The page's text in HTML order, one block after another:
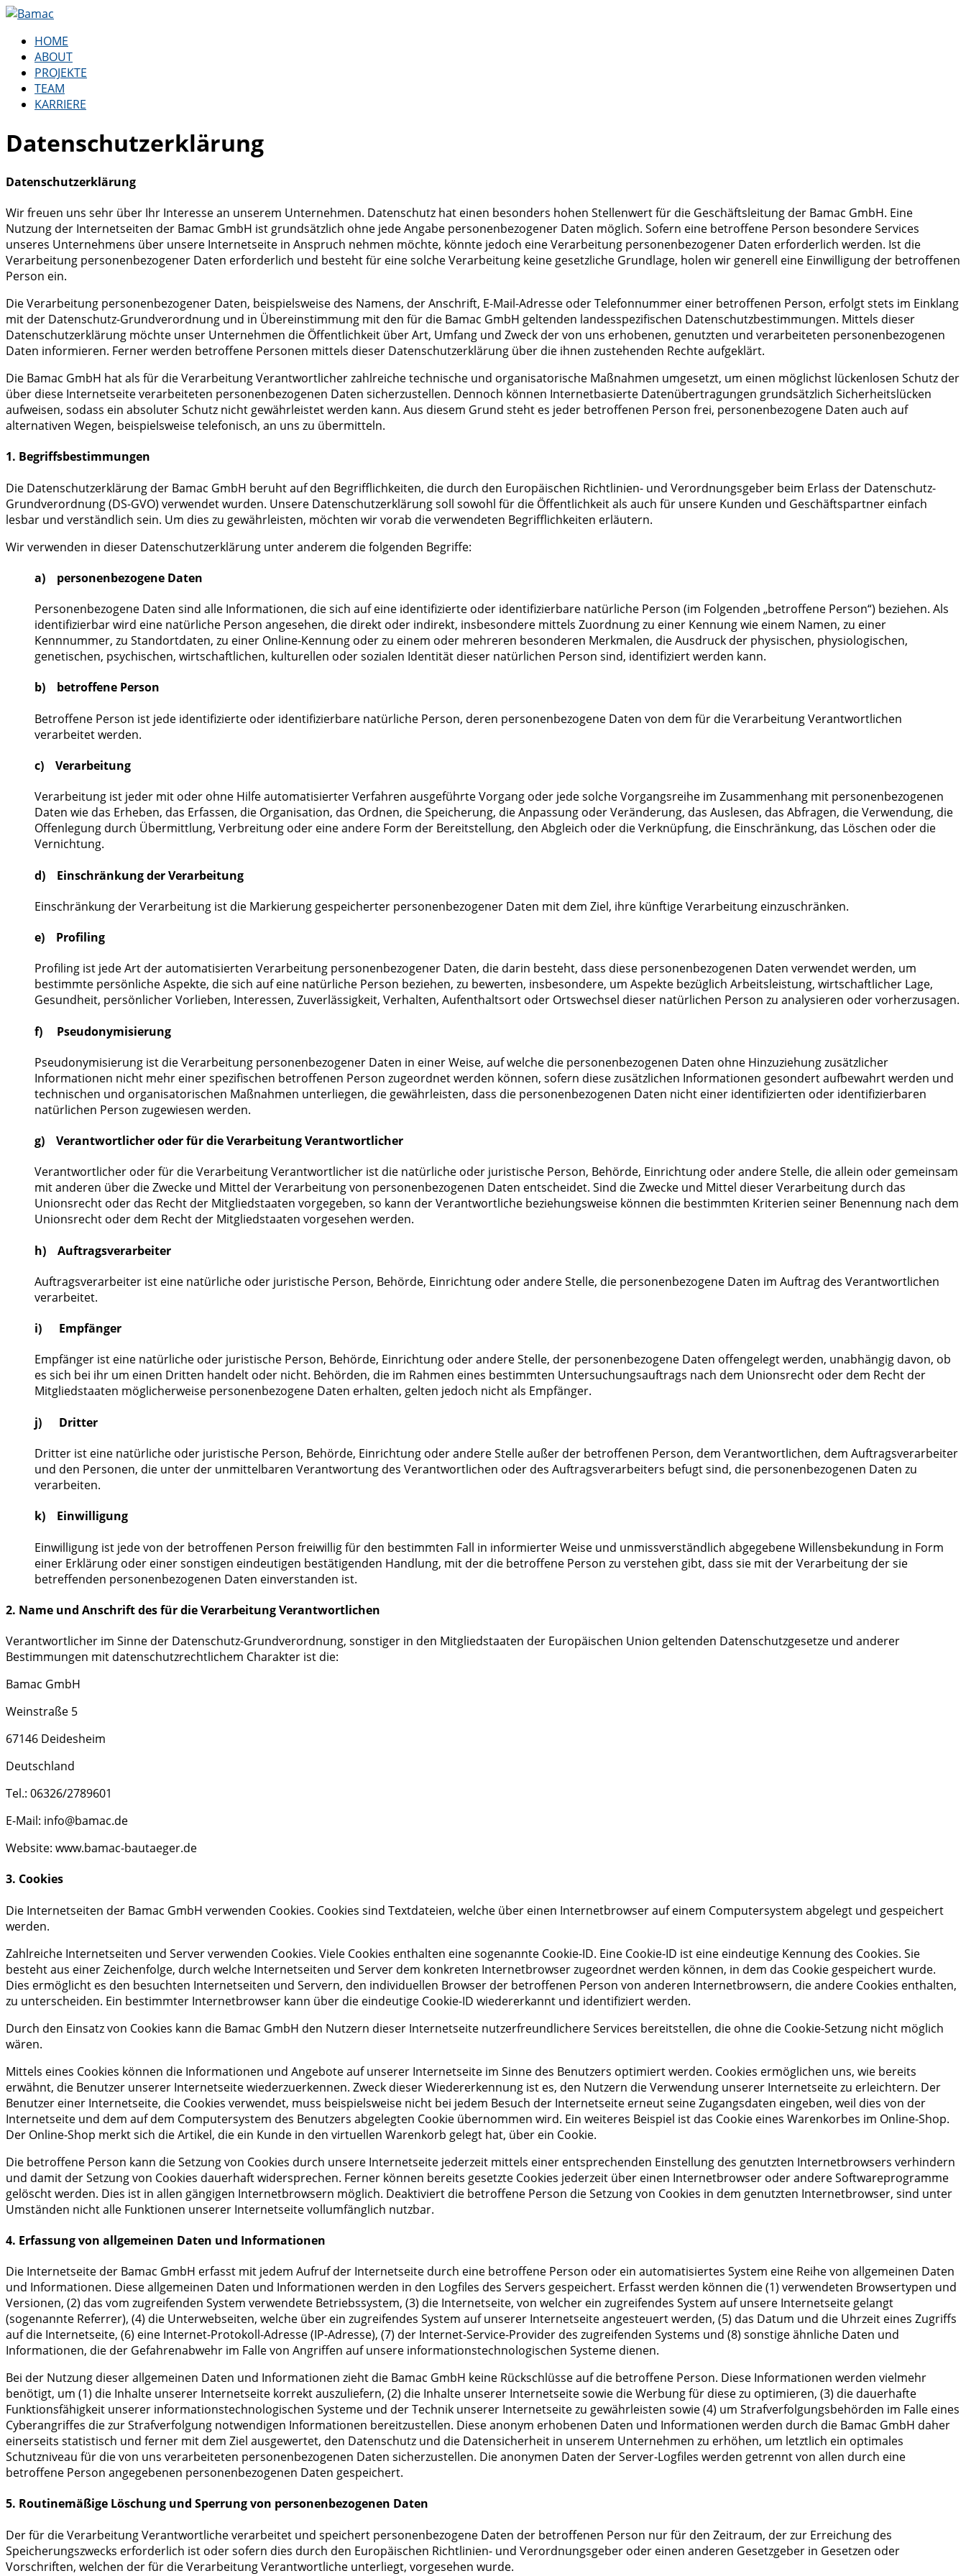
HOME
ABOUT
PROJEKTE
TEAM
KARRIERE
Datenschutzerklärung
Datenschutzerklärung
Wir freuen uns sehr über Ihr Interesse an unserem Unternehmen. Datenschutz hat einen besonders hohen Stellenwert für die Geschäftsleitung der Bamac GmbH. Eine
Nutzung der Internetseiten der Bamac GmbH ist grundsätzlich ohne jede Angabe personenbezogener Daten möglich. Sofern eine betroffene Person besondere Services
unseres Unternehmens über unsere Internetseite in Anspruch nehmen möchte, könnte jedoch eine Verarbeitung personenbezogener Daten erforderlich werden. Ist die
Verarbeitung personenbezogener Daten erforderlich und besteht für eine solche Verarbeitung keine gesetzliche Grundlage, holen wir generell eine Einwilligung der betroffenen
Person ein.
Die Verarbeitung personenbezogener Daten, beispielsweise des Namens, der Anschrift, E-Mail-Adresse oder Telefonnummer einer betroffenen Person, erfolgt stets im Einklang
mit der Datenschutz-Grundverordnung und in Übereinstimmung mit den für die Bamac GmbH geltenden landesspezifischen Datenschutzbestimmungen. Mittels dieser
Datenschutzerklärung möchte unser Unternehmen die Öffentlichkeit über Art, Umfang und Zweck der von uns erhobenen, genutzten und verarbeiteten personenbezogenen
Daten informieren. Ferner werden betroffene Personen mittels dieser Datenschutzerklärung über die ihnen zustehenden Rechte aufgeklärt.
Die Bamac GmbH hat als für die Verarbeitung Verantwortlicher zahlreiche technische und organisatorische Maßnahmen umgesetzt, um einen möglichst lückenlosen Schutz der
über diese Internetseite verarbeiteten personenbezogenen Daten sicherzustellen. Dennoch können Internetbasierte Datenübertragungen grundsätzlich Sicherheitslücken
aufweisen, sodass ein absoluter Schutz nicht gewährleistet werden kann. Aus diesem Grund steht es jeder betroffenen Person frei, personenbezogene Daten auch auf
alternativen Wegen, beispielsweise telefonisch, an uns zu übermitteln.
1. Begriffsbestimmungen
Die Datenschutzerklärung der Bamac GmbH beruht auf den Begrifflichkeiten, die durch den Europäischen Richtlinien- und Verordnungsgeber beim Erlass der Datenschutz-
Grundverordnung (DS-GVO) verwendet wurden. Unsere Datenschutzerklärung soll sowohl für die Öffentlichkeit als auch für unsere Kunden und Geschäftspartner einfach
lesbar und verständlich sein. Um dies zu gewährleisten, möchten wir vorab die verwendeten Begrifflichkeiten erläutern.
Wir verwenden in dieser Datenschutzerklärung unter anderem die folgenden Begriffe:
a) personenbezogene Daten
Personenbezogene Daten sind alle Informationen, die sich auf eine identifizierte oder identifizierbare natürliche Person (im Folgenden „betroffene Person“) beziehen. Als
identifizierbar wird eine natürliche Person angesehen, die direkt oder indirekt, insbesondere mittels Zuordnung zu einer Kennung wie einem Namen, zu einer
Kennnummer, zu Standortdaten, zu einer Online-Kennung oder zu einem oder mehreren besonderen Merkmalen, die Ausdruck der physischen, physiologischen,
genetischen, psychischen, wirtschaftlichen, kulturellen oder sozialen Identität dieser natürlichen Person sind, identifiziert werden kann.
b) betroffene Person
Betroffene Person ist jede identifizierte oder identifizierbare natürliche Person, deren personenbezogene Daten von dem für die Verarbeitung Verantwortlichen
verarbeitet werden.
c) Verarbeitung
Verarbeitung ist jeder mit oder ohne Hilfe automatisierter Verfahren ausgeführte Vorgang oder jede solche Vorgangsreihe im Zusammenhang mit personenbezogenen
Daten wie das Erheben, das Erfassen, die Organisation, das Ordnen, die Speicherung, die Anpassung oder Veränderung, das Auslesen, das Abfragen, die Verwendung, die
Offenlegung durch Übermittlung, Verbreitung oder eine andere Form der Bereitstellung, den Abgleich oder die Verknüpfung, die Einschränkung, das Löschen oder die
Vernichtung.
d) Einschränkung der Verarbeitung
Einschränkung der Verarbeitung ist die Markierung gespeicherter personenbezogener Daten mit dem Ziel, ihre künftige Verarbeitung einzuschränken.
e) Profiling
Profiling ist jede Art der automatisierten Verarbeitung personenbezogener Daten, die darin besteht, dass diese personenbezogenen Daten verwendet werden, um
bestimmte persönliche Aspekte, die sich auf eine natürliche Person beziehen, zu bewerten, insbesondere, um Aspekte bezüglich Arbeitsleistung, wirtschaftlicher Lage,
Gesundheit, persönlicher Vorlieben, Interessen, Zuverlässigkeit, Verhalten, Aufenthaltsort oder Ortswechsel dieser natürlichen Person zu analysieren oder vorherzusagen.
f) Pseudonymisierung
Pseudonymisierung ist die Verarbeitung personenbezogener Daten in einer Weise, auf welche die personenbezogenen Daten ohne Hinzuziehung zusätzlicher
Informationen nicht mehr einer spezifischen betroffenen Person zugeordnet werden können, sofern diese zusätzlichen Informationen gesondert aufbewahrt werden und
technischen und organisatorischen Maßnahmen unterliegen, die gewährleisten, dass die personenbezogenen Daten nicht einer identifizierten oder identifizierbaren
natürlichen Person zugewiesen werden.
g) Verantwortlicher oder für die Verarbeitung Verantwortlicher
Verantwortlicher oder für die Verarbeitung Verantwortlicher ist die natürliche oder juristische Person, Behörde, Einrichtung oder andere Stelle, die allein oder gemeinsam
mit anderen über die Zwecke und Mittel der Verarbeitung von personenbezogenen Daten entscheidet. Sind die Zwecke und Mittel dieser Verarbeitung durch das
Unionsrecht oder das Recht der Mitgliedstaaten vorgegeben, so kann der Verantwortliche beziehungsweise können die bestimmten Kriterien seiner Benennung nach dem
Unionsrecht oder dem Recht der Mitgliedstaaten vorgesehen werden.
h) Auftragsverarbeiter
Auftragsverarbeiter ist eine natürliche oder juristische Person, Behörde, Einrichtung oder andere Stelle, die personenbezogene Daten im Auftrag des Verantwortlichen
verarbeitet.
i) Empfänger
Empfänger ist eine natürliche oder juristische Person, Behörde, Einrichtung oder andere Stelle, der personenbezogene Daten offengelegt werden, unabhängig davon, ob
es sich bei ihr um einen Dritten handelt oder nicht. Behörden, die im Rahmen eines bestimmten Untersuchungsauftrags nach dem Unionsrecht oder dem Recht der
Mitgliedstaaten möglicherweise personenbezogene Daten erhalten, gelten jedoch nicht als Empfänger.
j) Dritter
Dritter ist eine natürliche oder juristische Person, Behörde, Einrichtung oder andere Stelle außer der betroffenen Person, dem Verantwortlichen, dem Auftragsverarbeiter
und den Personen, die unter der unmittelbaren Verantwortung des Verantwortlichen oder des Auftragsverarbeiters befugt sind, die personenbezogenen Daten zu
verarbeiten.
k) Einwilligung
Einwilligung ist jede von der betroffenen Person freiwillig für den bestimmten Fall in informierter Weise und unmissverständlich abgegebene Willensbekundung in Form
einer Erklärung oder einer sonstigen eindeutigen bestätigenden Handlung, mit der die betroffene Person zu verstehen gibt, dass sie mit der Verarbeitung der sie
betreffenden personenbezogenen Daten einverstanden ist.
2. Name und Anschrift des für die Verarbeitung Verantwortlichen
Verantwortlicher im Sinne der Datenschutz-Grundverordnung, sonstiger in den Mitgliedstaaten der Europäischen Union geltenden Datenschutzgesetze und anderer
Bestimmungen mit datenschutzrechtlichem Charakter ist die:
Bamac GmbH
Weinstraße 5
67146 Deidesheim
Deutschland
Tel.: 06326/2789601
E-Mail: info@bamac.de
Website: www.bamac-bautaeger.de
3. Cookies
Die Internetseiten der Bamac GmbH verwenden Cookies. Cookies sind Textdateien, welche über einen Internetbrowser auf einem Computersystem abgelegt und gespeichert
werden.
Zahlreiche Internetseiten und Server verwenden Cookies. Viele Cookies enthalten eine sogenannte Cookie-ID. Eine Cookie-ID ist eine eindeutige Kennung des Cookies. Sie
besteht aus einer Zeichenfolge, durch welche Internetseiten und Server dem konkreten Internetbrowser zugeordnet werden können, in dem das Cookie gespeichert wurde.
Dies ermöglicht es den besuchten Internetseiten und Servern, den individuellen Browser der betroffenen Person von anderen Internetbrowsern, die andere Cookies enthalten,
zu unterscheiden. Ein bestimmter Internetbrowser kann über die eindeutige Cookie-ID wiedererkannt und identifiziert werden.
Durch den Einsatz von Cookies kann die Bamac GmbH den Nutzern dieser Internetseite nutzerfreundlichere Services bereitstellen, die ohne die Cookie-Setzung nicht möglich
wären.
Mittels eines Cookies können die Informationen und Angebote auf unserer Internetseite im Sinne des Benutzers optimiert werden. Cookies ermöglichen uns, wie bereits
erwähnt, die Benutzer unserer Internetseite wiederzuerkennen. Zweck dieser Wiedererkennung ist es, den Nutzern die Verwendung unserer Internetseite zu erleichtern. Der
Benutzer einer Internetseite, die Cookies verwendet, muss beispielsweise nicht bei jedem Besuch der Internetseite erneut seine Zugangsdaten eingeben, weil dies von der
Internetseite und dem auf dem Computersystem des Benutzers abgelegten Cookie übernommen wird. Ein weiteres Beispiel ist das Cookie eines Warenkorbes im Online-Shop.
Der Online-Shop merkt sich die Artikel, die ein Kunde in den virtuellen Warenkorb gelegt hat, über ein Cookie.
Die betroffene Person kann die Setzung von Cookies durch unsere Internetseite jederzeit mittels einer entsprechenden Einstellung des genutzten Internetbrowsers verhindern
und damit der Setzung von Cookies dauerhaft widersprechen. Ferner können bereits gesetzte Cookies jederzeit über einen Internetbrowser oder andere Softwareprogramme
gelöscht werden. Dies ist in allen gängigen Internetbrowsern möglich. Deaktiviert die betroffene Person die Setzung von Cookies in dem genutzten Internetbrowser, sind unter
Umständen nicht alle Funktionen unserer Internetseite vollumfänglich nutzbar.
4. Erfassung von allgemeinen Daten und Informationen
Die Internetseite der Bamac GmbH erfasst mit jedem Aufruf der Internetseite durch eine betroffene Person oder ein automatisiertes System eine Reihe von allgemeinen Daten
und Informationen. Diese allgemeinen Daten und Informationen werden in den Logfiles des Servers gespeichert. Erfasst werden können die (1) verwendeten Browsertypen und
Versionen, (2) das vom zugreifenden System verwendete Betriebssystem, (3) die Internetseite, von welcher ein zugreifendes System auf unsere Internetseite gelangt
(sogenannte Referrer), (4) die Unterwebseiten, welche über ein zugreifendes System auf unserer Internetseite angesteuert werden, (5) das Datum und die Uhrzeit eines Zugriffs
auf die Internetseite, (6) eine Internet-Protokoll-Adresse (IP-Adresse), (7) der Internet-Service-Provider des zugreifenden Systems und (8) sonstige ähnliche Daten und
Informationen, die der Gefahrenabwehr im Falle von Angriffen auf unsere informationstechnologischen Systeme dienen.
Bei der Nutzung dieser allgemeinen Daten und Informationen zieht die Bamac GmbH keine Rückschlüsse auf die betroffene Person. Diese Informationen werden vielmehr
benötigt, um (1) die Inhalte unserer Internetseite korrekt auszuliefern, (2) die Inhalte unserer Internetseite sowie die Werbung für diese zu optimieren, (3) die dauerhafte
Funktionsfähigkeit unserer informationstechnologischen Systeme und der Technik unserer Internetseite zu gewährleisten sowie (4) um Strafverfolgungsbehörden im Falle eines
Cyberangriffes die zur Strafverfolgung notwendigen Informationen bereitzustellen. Diese anonym erhobenen Daten und Informationen werden durch die Bamac GmbH daher
einerseits statistisch und ferner mit dem Ziel ausgewertet, den Datenschutz und die Datensicherheit in unserem Unternehmen zu erhöhen, um letztlich ein optimales
Schutzniveau für die von uns verarbeiteten personenbezogenen Daten sicherzustellen. Die anonymen Daten der Server-Logfiles werden getrennt von allen durch eine
betroffene Person angegebenen personenbezogenen Daten gespeichert.
5. Routinemäßige Löschung und Sperrung von personenbezogenen Daten
Der für die Verarbeitung Verantwortliche verarbeitet und speichert personenbezogene Daten der betroffenen Person nur für den Zeitraum, der zur Erreichung des
Speicherungszwecks erforderlich ist oder sofern dies durch den Europäischen Richtlinien- und Verordnungsgeber oder einen anderen Gesetzgeber in Gesetzen oder
Vorschriften, welchen der für die Verarbeitung Verantwortliche unterliegt, vorgesehen wurde.